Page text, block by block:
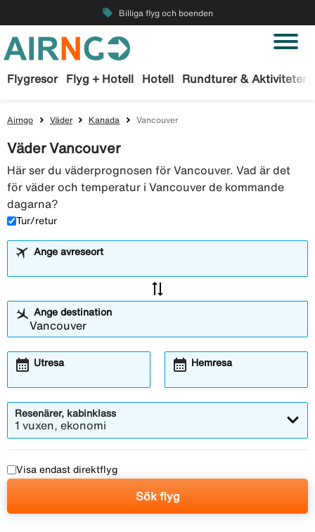
local_offer Billiga flyg och boenden
Flygresor Flyg + Hotell Hotell Rundturer & Aktiviteter
Airngo Väder Kanada Vancouver
Väder Vancouver
Här ser du väderprognosen för Vancouver. Vad är det
för väder och temperatur i Vancouver de kommande
dagarna?
Tur/retur
Ange avreseort
sync_alt
Ange destination
Utresa
calendar_month Hemresa
calendar_month
Resenärer, kabinklass
1 vuxen, ekonomi
Visa endast direktflyg
Sök flyg